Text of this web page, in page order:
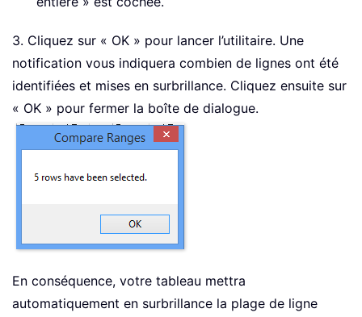
3. Cliquez sur « OK » pour lancer l’utilitaire. Une
notification vous indiquera combien de lignes ont été
identifiées et mises en surbrillance. Cliquez ensuite sur
« OK » pour fermer la boîte de dialogue.
En conséquence, votre tableau mettra
automatiquement en surbrillance la plage de ligne